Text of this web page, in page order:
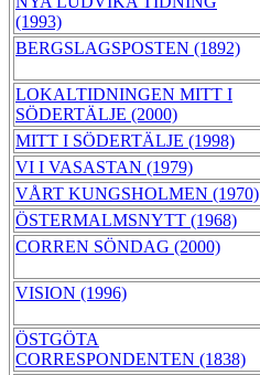
(1993)
BERGSLAGSPOSTEN (1892)
LOKALTIDNINGEN MITT I
SÖDERTÄLJE (2000)
MITT I SÖDERTÄLJE (1998)
VI I VASASTAN (1979)
VÅRT KUNGSHOLMEN (1970)
ÖSTERMALMSNYTT (1968)
CORREN SÖNDAG (2000)
VISION (1996)
ÖSTGÖTA
CORRESPONDENTEN (1838)